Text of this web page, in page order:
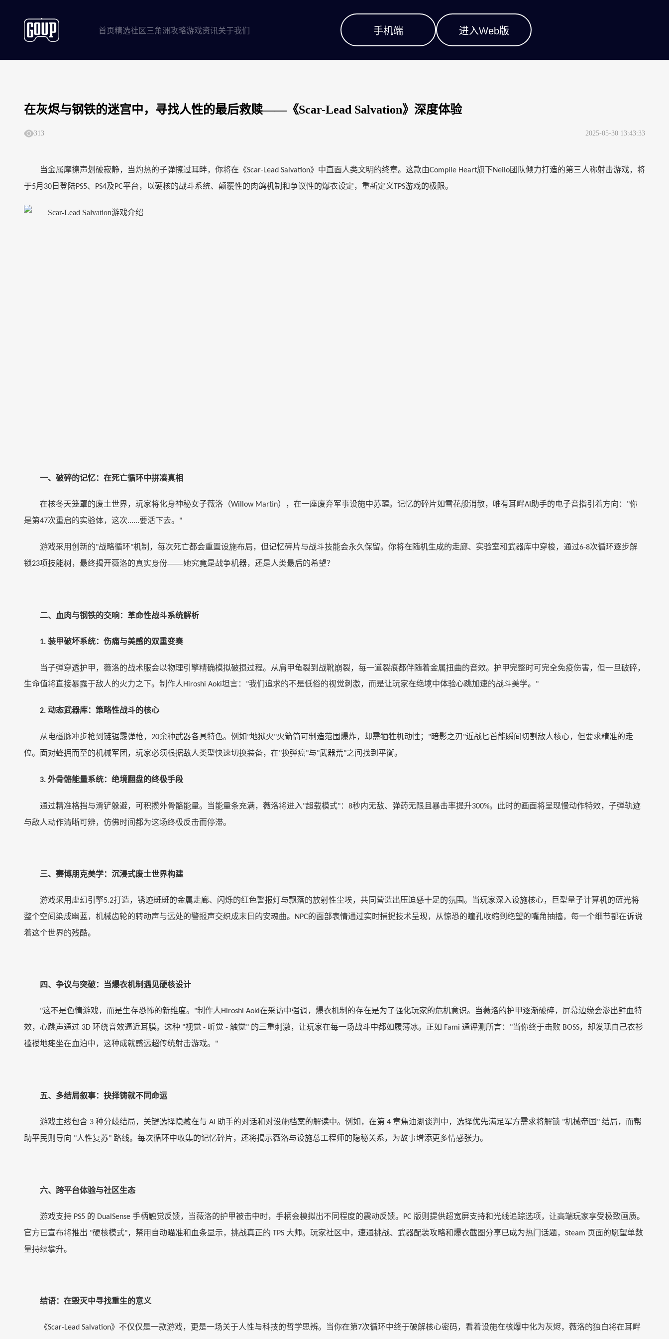
首页精选社区 三角洲攻略游戏资讯关于我们 手机端 进入Web版
在灰烬与钢铁的迷宫中，寻找人性的最后救赎——《Scar-Lead Salvation》深度体验
313 2025-05-30 13:43:33
当金属摩擦声划破寂静，当灼热的子弹擦过耳畔，你将在《Scar-Lead Salvation》中直面人类文明的终章。这款由Compile Heart旗下Neilo团队倾力打造的第三人称射击游戏，将
于5月 30 日登陆PS5、 PS4及PC平台，以硬核的战斗系统、颠覆性的肉鸽机制和争议性的爆衣设定，重新定义 TPS游戏的极限。
一、破碎的记忆：在死亡循环中拼凑真相
在核冬天笼罩的废土世界，玩家将化身神秘女子薇洛（Willow Martin），在一座废弃军事设施中苏醒。记忆的碎片如雪花般消散，唯有耳畔AI 助手的电子音指引着方向： "你
是第47次重启的实验体，这次......要活下去。 "
游戏采用创新的"战略循环"机制，每次死亡都会重置设施布局，但记忆碎片与战斗技能会永久保留。你将在随机生成的走廊、实验室和武器库中穿梭，通过6-8次循环逐步解
锁23项技能树，最终揭开薇洛的真实身份——她究竟是战争机器，还是人类最后的希望？
二、血肉与钢铁的交响：革命性战斗系统解析
1. 装甲破坏系统：伤痛与美感的双重变奏
当子弹穿透护甲，薇洛的战术服会以物理引擎精确模拟破损过程。从肩甲龟裂到战靴崩裂，每一道裂痕都伴随着金属扭曲的音效。护甲完整时可完全免疫伤害，但一旦破碎，
生命值将直接暴露于敌人的火力之下。制作人 Hiroshi Aoki坦言： "我们追求的不是低俗的视觉刺激，而是让玩家在绝境中体验心跳加速的战斗美学。 "
2. 动态武器库：策略性战斗的核心
从电磁脉冲步枪到链锯霰弹枪， 20余种武器各具特色。例如"地狱火"火箭筒可制造范围爆炸，却需牺牲机动性； "暗影之刃"近战匕首能瞬间切割敌人核心，但要求精准的走
位。面对蜂拥而至的机械军团，玩家必须根据敌人类型快速切换装备，在"换弹癌"与"武器荒"之间找到平衡。
3. 外骨骼能量系统：绝境翻盘的终极手段
通过精准格挡与滑铲躲避，可积攒外骨骼能量。当能量条充满，薇洛将进入"超载模式"： 8秒内无敌、弹药无限且暴击率提升300%。此时的画面将呈现慢动作特效，子弹轨迹
与敌人动作清晰可辨，仿佛时间都为这场终极反击而停滞。
三、赛博朋克美学：沉浸式废土世界构建
游戏采用虚幻引擎5.2打造，锈迹斑斑的金属走廊、闪烁的红色警报灯与飘落的放射性尘埃，共同营造出压迫感十足的氛围。当玩家深入设施核心，巨型量子计算机的蓝光将
整个空间染成幽蓝，机械齿轮的转动声与远处的警报声交织成末日的安魂曲。
NPC的面部表情通过实时捕捉技术呈现，从惊恐的瞳孔收缩到绝望的嘴角抽搐，每一个细节都在诉说
着这个世界的残酷。
四、争议与突破：当爆衣机制遇见硬核设计
"这不是色情游戏，而是生存恐怖的新维度。 "制作人 Hiroshi Aoki在采访中强调，爆衣机制的存在是为了强化玩家的危机意识。当薇洛的护甲逐渐破碎，屏幕边缘会渗出鲜血特
效，心跳声通过 3D 环绕音效逼近耳膜。这种 "视觉 - 听觉 - 触觉" 的三重刺激，让玩家在每一场战斗中都如履薄冰。正如 Fami 通评测所言： "当你终于击败 BOSS，却发现自己衣衫
褴褛地瘫坐在血泊中，这种成就感远超传统射击游戏。 "
五、多结局叙事：抉择铸就不同命运
游戏主线包含 3 种分歧结局，关键选择隐藏在与 AI 助手的对话和对设施档案的解读中。例如，在第 4 章焦油湖谈判中，选择优先满足军方需求将解锁 "机械帝国 " 结局，而帮
助平民则导向 "人性复苏" 路线。每次循环中收集的记忆碎片，还将揭示薇洛与设施总工程师的隐秘关系，为故事增添更多情感张力。
六、跨平台体验与社区生态
游戏支持 PS5 的 DualSense 手柄触觉反馈，当薇洛的护甲被击中时，手柄会模拟出不同程度的震动反馈。 PC 版则提供超宽屏支持和光线追踪选项，让高端玩家享受极致画质。
官方已宣布将推出 "硬核模式"，禁用自动瞄准和血条显示，挑战真正的 TPS 大师。玩家社区中，速通挑战、武器配装攻略和爆衣截图分享已成为热门话题， Steam 页面的愿望单数
量持续攀升。
结语：在毁灭中寻找重生的意义
《Scar-Lead Salvation》不仅仅是一款游戏，更是一场关于人性与科技的哲学思辨。当你在第7次循环中终于破解核心密码，看着设施在核爆中化为灰烬，薇洛的独白将在耳畔